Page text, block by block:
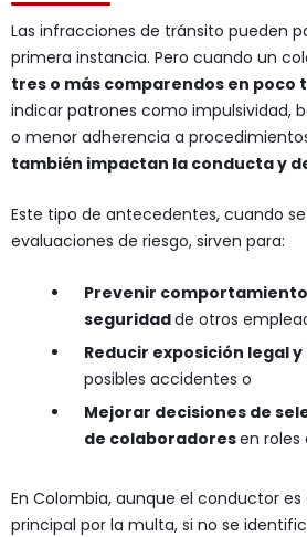
Las infracciones de tránsito pueden
primera instancia. Pero cuando un
tres o más comparendos en poco
indicar patrones como impulsividad,
o menor adherencia a
también impactan la conducta y
Este tipo de antecedentes, cuando
evaluaciones de riesgo, sirven para:
Prevenir
seguridadde otros
Reducir exposición legal
posibles accidentes o
Mejorar decisiones de
de colaboradoresen roles
En Colombia, aunque el conductor
principal por la multa, si no se